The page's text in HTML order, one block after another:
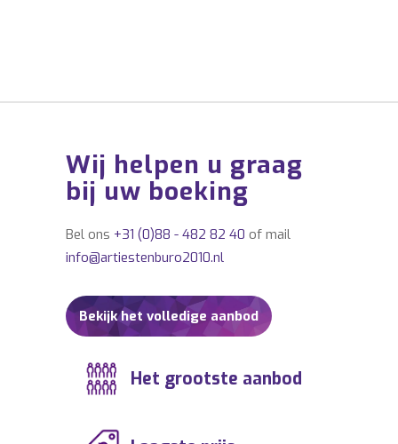
Wij helpen u graag
bij uw boeking
Bel ons +31 (0)88 - 482 82 40 of mail
info@artiestenburo2010.nl
Bekijk het volledige aanbod
Het grootste aanbod